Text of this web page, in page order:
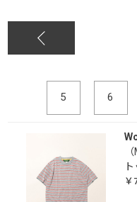
5 6
￥